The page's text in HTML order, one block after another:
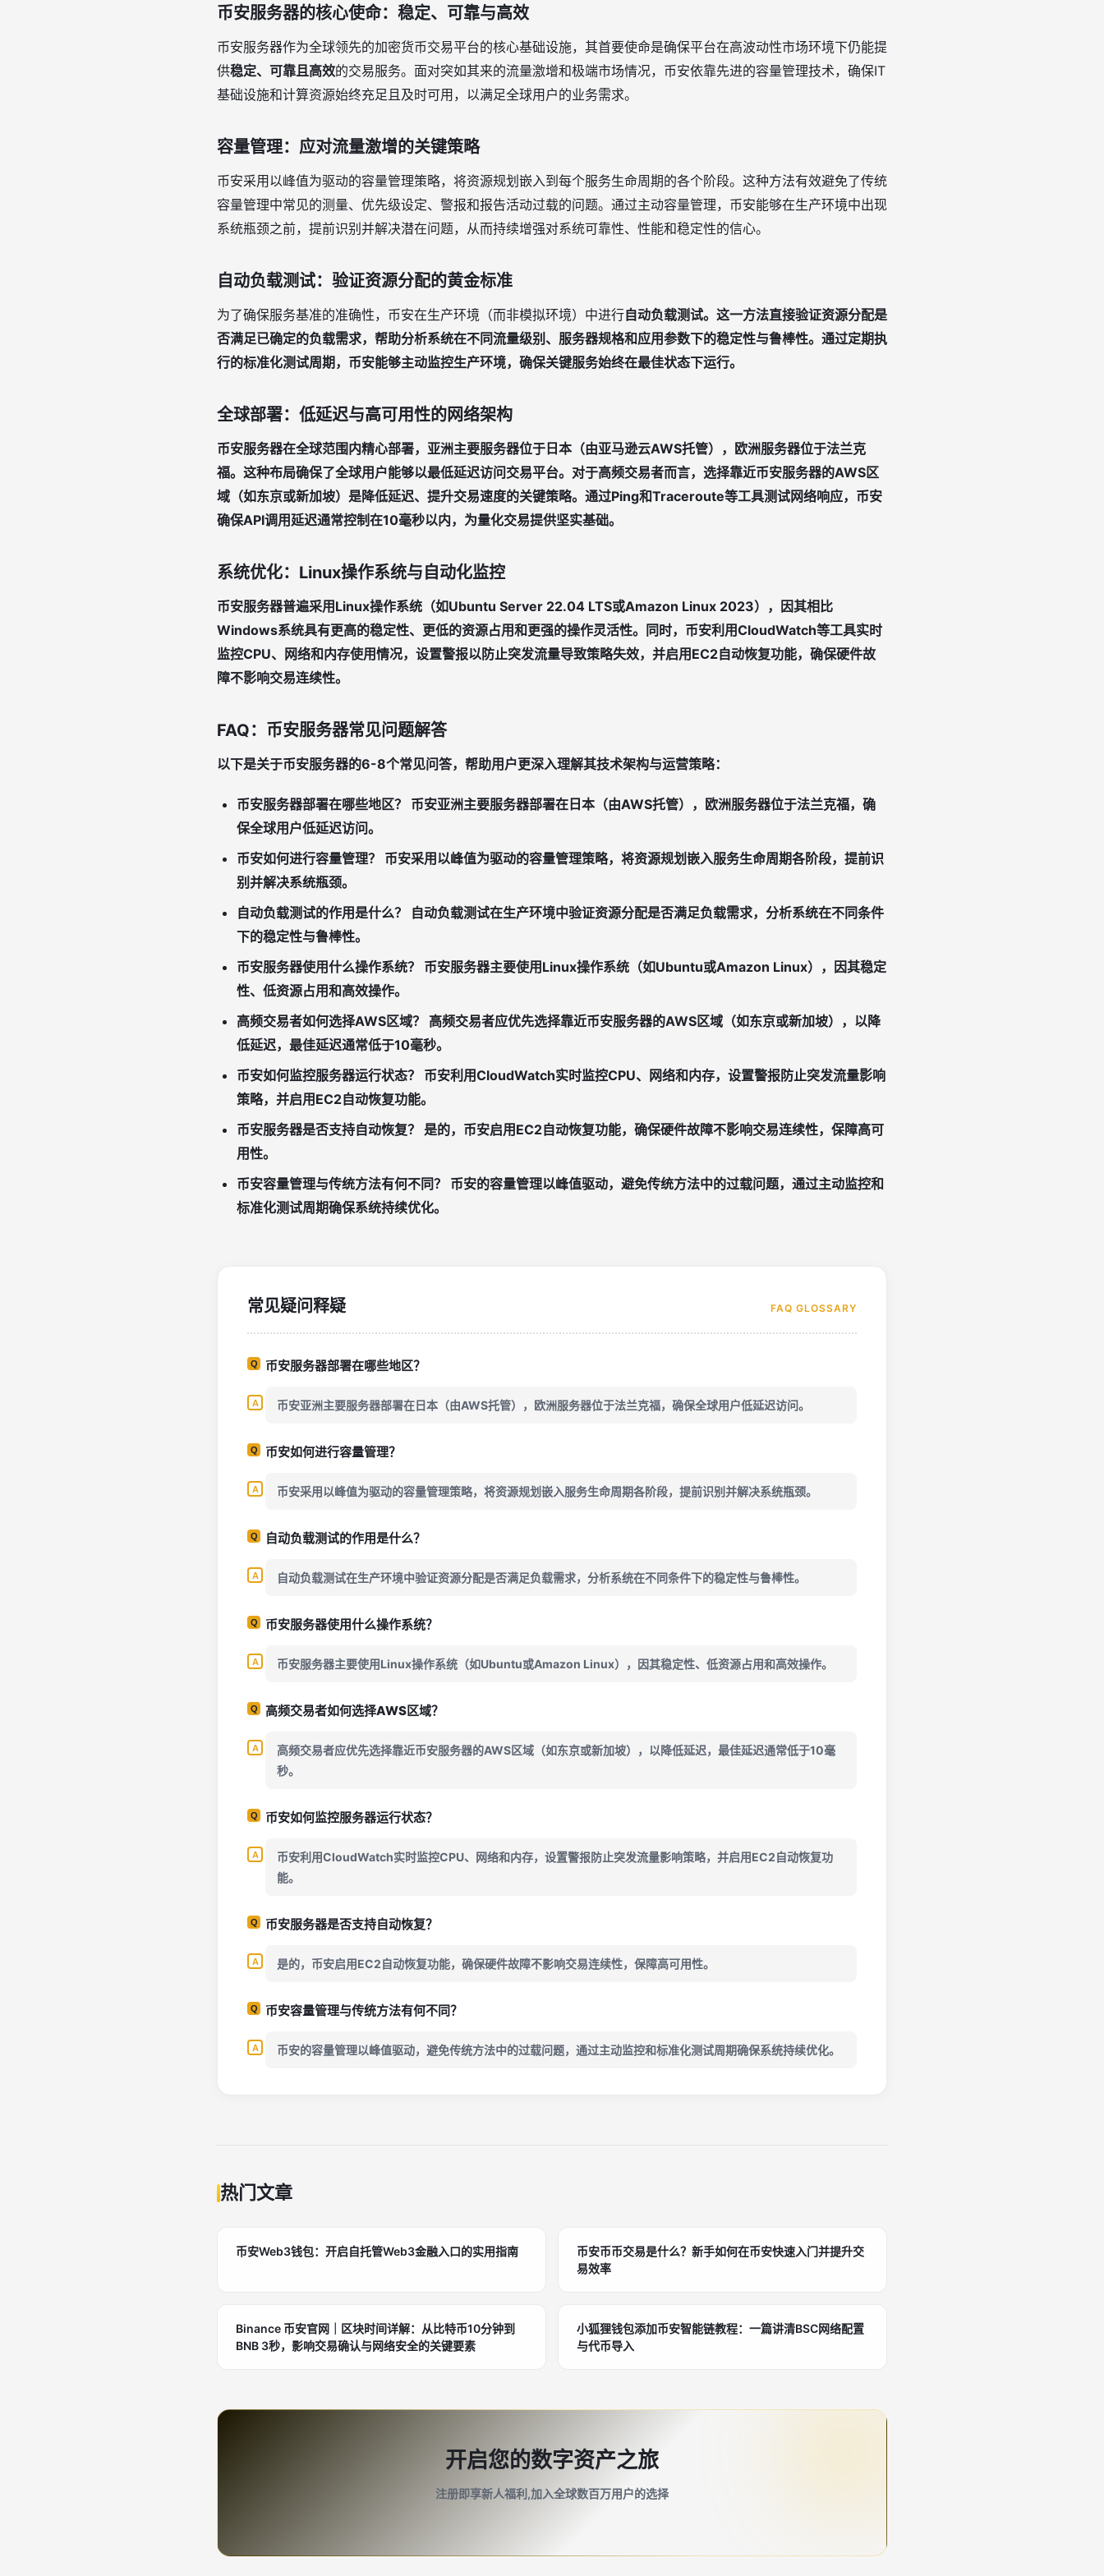
币安服务器的核心使命：稳定、可靠与高效
币安服务器作为全球领先的加密货币交易平台的核心基础设施，其首要使命是确保平台在高波动性市场环境下仍能提
供稳定、可靠且高效的交易服务。面对突如其来的流量激增和极端市场情况，币安依靠先进的容量管理技术，确保IT
基础设施和计算资源始终充足且及时可用，以满足全球用户的业务需求。
容量管理：应对流量激增的关键策略
币安采用以峰值为驱动的容量管理策略，将资源规划嵌入到每个服务生命周期的各个阶段。这种方法有效避免了传统
容量管理中常见的测量、优先级设定、警报和报告活动过载的问题。通过主动容量管理，币安能够在生产环境中出现
系统瓶颈之前，提前识别并解决潜在问题，从而持续增强对系统可靠性、性能和稳定性的信心。
自动负载测试：验证资源分配的黄金标准
为了确保服务基准的准确性，币安在生产环境（而非模拟环境）中进行自动负载测试。这一方法直接验证资源分配是
否满足已确定的负载需求，帮助分析系统在不同流量级别、服务器规格和应用参数下的稳定性与鲁棒性。通过定期执
行的标准化测试周期，币安能够主动监控生产环境，确保关键服务始终在最佳状态下运行。
全球部署：低延迟与高可用性的网络架构
币安服务器在全球范围内精心部署，亚洲主要服务器位于日本（由亚马逊云AWS托管），欧洲服务器位于法兰克
福。这种布局确保了全球用户能够以最低延迟访问交易平台。对于高频交易者而言，选择靠近币安服务器的AWS区
域（如东京或新加坡）是降低延迟、提升交易速度的关键策略。通过Ping和Traceroute等工具测试网络响应，币安
确保API调用延迟通常控制在10毫秒以内，为量化交易提供坚实基础。
系统优化：Linux操作系统与自动化监控
币安服务器普遍采用 Linux操作系统 （如Ubuntu Server 22.04 LTS或Amazon Linux 2023），因其相比
Windows系统具有更高的稳定性、更低的资源占用和更强的操作灵活性。同时，币安利用CloudWatch等工具实时
监控CPU、网络和内存使用情况，设置警报以防止突发流量导致策略失效，并启用EC2自动恢复功能，确保硬件故
障不影响交易连续性。
FAQ：币安服务器常见问题解答
以下是关于币安服务器的6-8个常见问答，帮助用户更深入理解其技术架构与运营策略：
币安服务器部署在哪些地区？
币安亚洲主要服务器部署在日本（由AWS托管），欧洲服务器位于法兰克福，确
保全球用户低延迟访问。
币安如何进行容量管理？
币安采用以峰值为驱动的容量管理策略，将资源规划嵌入服务生命周期各阶段，提前识
别并解决系统瓶颈。
自动负载测试的作用是什么？
自动负载测试在生产环境中验证资源分配是否满足负载需求，分析系统在不同条件
下的稳定性与鲁棒性。
币安服务器使用什么操作系统？
币安服务器主要使用Linux操作系统（如Ubuntu或Amazon Linux），因其稳定
性、低资源占用和高效操作。
高频交易者如何选择AWS区域？
高频交易者应优先选择靠近币安服务器的AWS区域（如东京或新加坡），以降
低延迟，最佳延迟通常低于10毫秒。
币安如何监控服务器运行状态？
币安利用CloudWatch实时监控CPU、网络和内存，设置警报防止突发流量影响
策略，并启用EC2自动恢复功能。
币安服务器是否支持自动恢复？
是的，币安启用EC2自动恢复功能，确保硬件故障不影响交易连续性，保障高可
用性。
币安容量管理与传统方法有何不同？
币安的容量管理以峰值驱动，避免传统方法中的过载问题，通过主动监控和
标准化测试周期确保系统持续优化。
常见疑问释疑 FAQ GLOSSARY
币安服务器部署在哪些地区？
币安亚洲主要服务器部署在日本（由AWS托管），欧洲服务器位于法兰克福，确保全球用户低延迟访问。
币安如何进行容量管理？
币安采用以峰值为驱动的容量管理策略，将资源规划嵌入服务生命周期各阶段，提前识别并解决系统瓶颈。
自动负载测试的作用是什么？
自动负载测试在生产环境中验证资源分配是否满足负载需求，分析系统在不同条件下的稳定性与鲁棒性。
币安服务器使用什么操作系统？
币安服务器主要使用Linux操作系统（如Ubuntu或Amazon Linux），因其稳定性、低资源占用和高效操作。
高频交易者如何选择AWS区域？
高频交易者应优先选择靠近币安服务器的AWS区域（如东京或新加坡），以降低延迟，最佳延迟通常低于10毫
秒。
币安如何监控服务器运行状态？
币安利用CloudWatch实时监控CPU、网络和内存，设置警报防止突发流量影响策略，并启用EC2自动恢复功
能。
币安服务器是否支持自动恢复？
是的，币安启用EC2自动恢复功能，确保硬件故障不影响交易连续性，保障高可用性。
币安容量管理与传统方法有何不同？
币安的容量管理以峰值驱动，避免传统方法中的过载问题，通过主动监控和标准化测试周期确保系统持续优化。
热门文章
币安Web3钱包：开启自托管Web3金融入口的实用指南
币安币币交易是什么？新手如何在币安快速入门并提升交
易效率
Binance 币安官网｜区块时间详解：从比特币10分钟到
BNB 3秒，影响交易确认与网络安全的关键要素
小狐狸钱包添加币安智能链教程：一篇讲清BSC网络配置
与代币导入
开启您的数字资产之旅
注册即享新人福利,加入全球数百万用户的选择